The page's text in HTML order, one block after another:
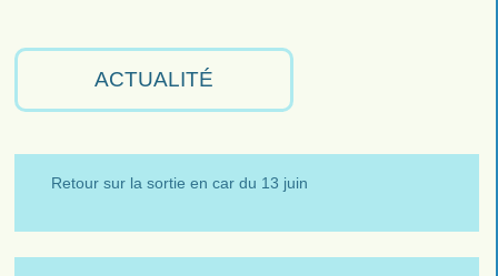
ACTUALITÉ
Retour sur la sortie en car du 13 juin